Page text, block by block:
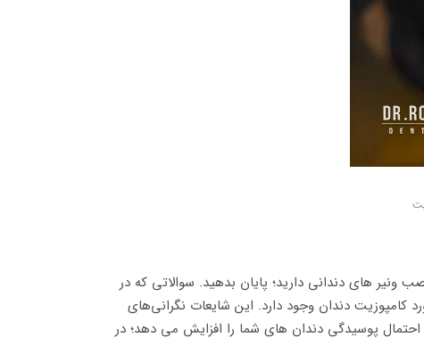
ونیر های دندانی دارید؛ پایان بدهید. سوالاتی که در
کامپوزیت دندان وجود دارد. این شایعات نگرانی‌های
احتمال پوسیدگی دندان های شما را افزایش می دهد؛ در